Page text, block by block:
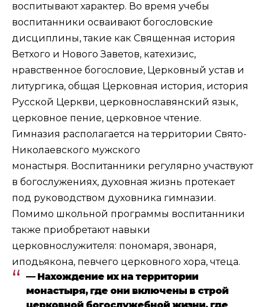
воспитывают характер. Во время учебы
воспитанники осваивают богословские
дисциплины, такие как Священная история
Ветхого и Нового Заве­тов, катехизис,
нравственное богословие, Церковный устав и
литургика, общая Церковная история, история
Русской Церкви, церковнославянский язык,
церковное пение, церковное чтение.
Гимназия располагается на территории Свято-
Николаевского мужского
монастыря. Воспитанники регулярно участвуют
в богослужениях, духовная жизнь протекает
под руководством духовника гимназии.
Помимо школьной программы воспитанники
также приобретают навыки
церковнослужителя: пономаря, звонаря,
иподьякона, певчего церковного хора, чтеца.
— Нахождение их на территории
монастыря, где они включены в строй